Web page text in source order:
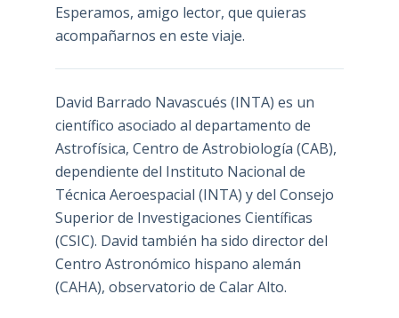
Esperamos, amigo lector, que quieras
acompañarnos en este viaje.
David Barrado Navascués (INTA) es un
científico asociado al departamento de
Astrofísica, Centro de Astrobiología (CAB),
dependiente del Instituto Nacional de
Técnica Aeroespacial (INTA) y del Consejo
Superior de Investigaciones Científicas
(CSIC). David también ha sido director del
Centro Astronómico hispano alemán
(CAHA), observatorio de Calar Alto.